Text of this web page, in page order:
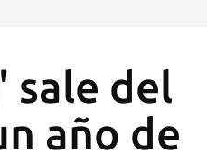
sale del
año de